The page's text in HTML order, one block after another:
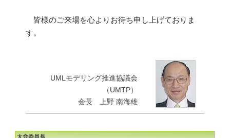
皆様のご来場を心よりお待ち申し上げておりま
す。
UMLモデリング推進協議会
（UMTP）
会長 上野 南海雄